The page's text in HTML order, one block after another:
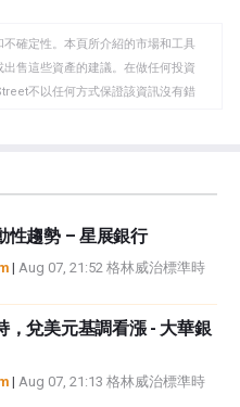
確定性。本頁所介紹的市場和工具
售這些資產的建議。在做任何投資
不以任何方式保證該資訊沒有錯
政策或立場。作者不對本頁連結的
時，作者在本文中提到的任何股票
司有業務關係。除了FXStreet，作
對該資訊的準確性、完整性或適用
擔任何錯誤，遺漏或任何損失，傷害
誤和遺漏除外。本文作者和
意提供任何投資建議。
性趨勢 – 星展銀行
| Aug 07, 21:52 格林威治標準時
，兌美元基調看漲 - 大華銀
| Aug 07, 21:13 格林威治標準時